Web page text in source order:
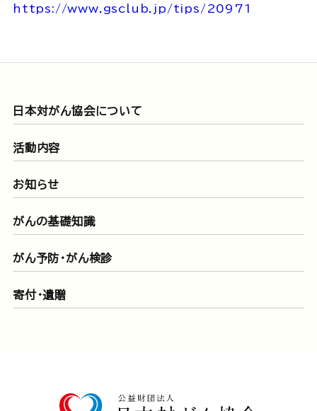
https://www.gsclub.jp/tips/20971
日本対がん協会について
活動内容
お知らせ
がんの基礎知識
がん予防・がん検診
寄付・遺贈